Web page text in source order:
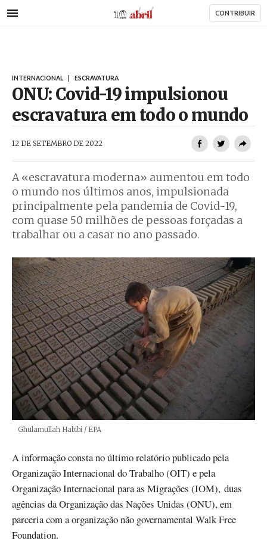
para
AbrilAbril CONTRIBUIR
INTERNACIONAL ESCRAVATURA
ONU: Covid-19 impulsionou
escravatura em todo o mundo
12 DE SETEMBRO DE 2022
A «escravatura moderna» aumentou em todo
o mundo nos últimos anos, impulsionada
principalmente pela pandemia de Covid-19,
com quase 50 milhões de pessoas forçadas a
trabalhar ou a casar no ano passado.
Créditos
Ghulamullah Habibi / EPA
A informação consta no último relatório publicado pela
Organização Internacional do Trabalho (OIT) e pela
Organização Internacional para as Migrações (IOM), duas
agências da Organização das Nações Unidas (ONU), em
parceria com a organização não governamental Walk Free
Foundation.